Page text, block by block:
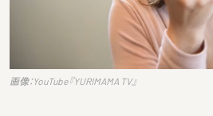
画像：YouTube『YURIMAMA TV』